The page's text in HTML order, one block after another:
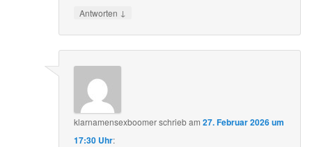
Antworten ↓
klarnamensexboomerschriebam27. Februar 2026 um
17:30 Uhr: